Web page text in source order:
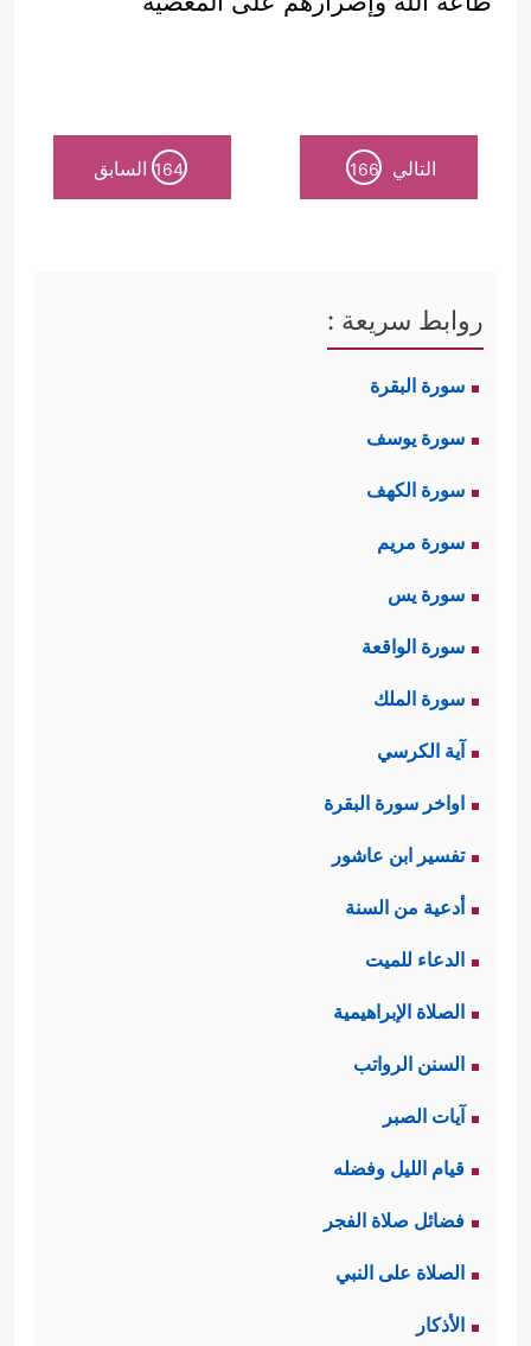
التالي 166
164 السابق
روابط سريعة :
سورة البقرة
سورة يوسف
سورة الكهف
سورة مريم
سورة يس
سورة الواقعة
سورة الملك
آية الكرسي
اواخر سورة البقرة
تفسير ابن عاشور
أدعية من السنة
الدعاء للميت
الصلاة الإبراهيمية
السنن الرواتب
آيات الصبر
قيام الليل وفضله
فضائل صلاة الفجر
الصلاة على النبي
الأذكار